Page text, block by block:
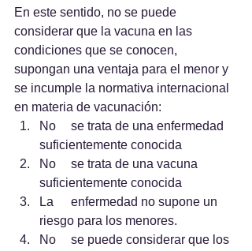
En este sentido, no se puede
considerar que la vacuna en las
condiciones que se conocen,
supongan una ventaja para el menor y
se incumple la normativa internacional
en materia de vacunación:
No 	se trata de una enfermedad
suficientemente conocida
No 	se trata de una vacuna
suficientemente conocida
La 	enfermedad no supone un
riesgo para los menores.
No 	se puede considerar que los